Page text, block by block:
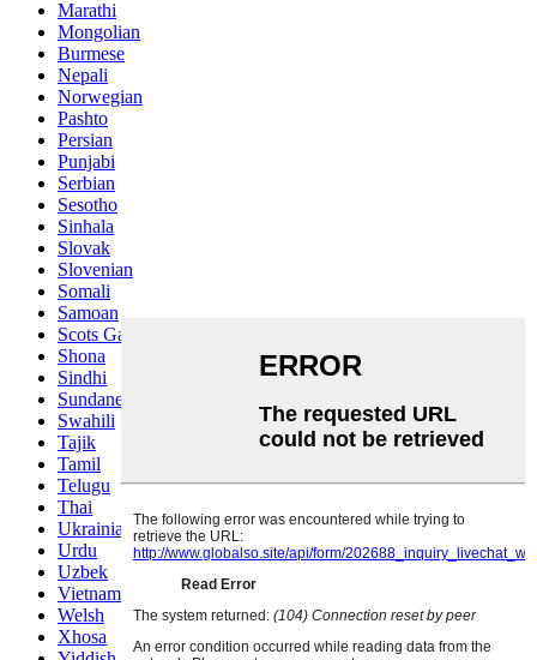
Marathi
Mongolian
Burmese
Nepali
Norwegian
Pashto
Persian
Punjabi
Serbian
Sesotho
Sinhala
Slovak
Slovenian
Somali
Samoan
Scots Gaelic
Shona
Sindhi
Sundanese
Swahili
Tajik
Tamil
Telugu
Thai
Ukrainian
Urdu
Uzbek
Vietnamese
Welsh
Xhosa